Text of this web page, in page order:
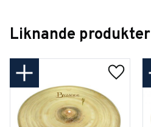
Liknande produkter